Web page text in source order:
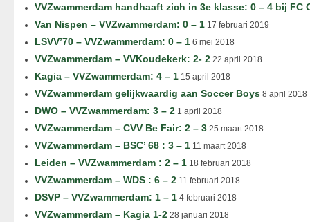
VVZwammerdam handhaaft zich in 3e klasse: 0 – 4 bij FC
Van Nispen – VVZwammerdam: 0 – 1 17 februari 2019
LSVV’70 – VVZwammerdam: 0 – 1 6 mei 2018
VVZwammerdam – VVKoudekerk: 2- 2 22 april 2018
Kagia – VVZwammerdam: 4 – 1 15 april 2018
VVZwammerdam gelijkwaardig aan Soccer Boys 8 april 2018
DWO – VVZwammerdam: 3 – 2 1 april 2018
VVZwammerdam – CVV Be Fair: 2 – 3 25 maart 2018
VVZwammerdam – BSC’ 68 : 3 – 1 11 maart 2018
Leiden – VVZwammerdam : 2 – 1 18 februari 2018
VVZwammerdam – WDS : 6 – 2 11 februari 2018
DSVP – VVZwammerdam: 1 – 1 4 februari 2018
VVZwammerdam – Kagia 1-2 28 januari 2018